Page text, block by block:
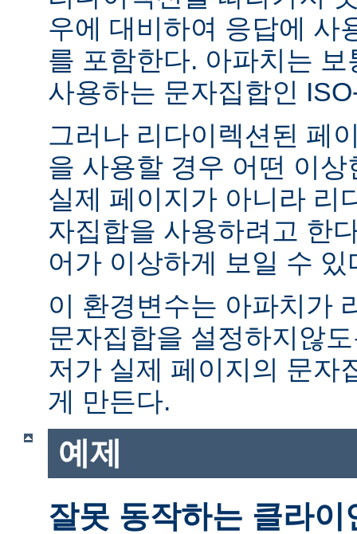
우에 대비하여 응답에 사
를 포함한다. 아파치는
사용하는 문자집합인
그러나 리다이렉션된 페
을 사용할 경우 어떤 이
실제 페이지가 아니라 리
자집합을 사용하려고 한
어가 이상하게 보일 수 있
이 환경변수는 아파치가
문자집합을 설정하지않
저가 실제 페이지의 문자
게 만든다.
예제
잘못 동작하는 클라